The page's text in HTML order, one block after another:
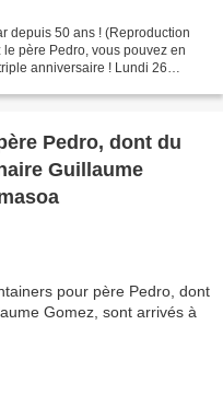
depuis 50 ans ! (Reproduction
père Pedro, vous pouvez en
anniversaire ! Lundi 26
Pedro, dont du
Guillaume